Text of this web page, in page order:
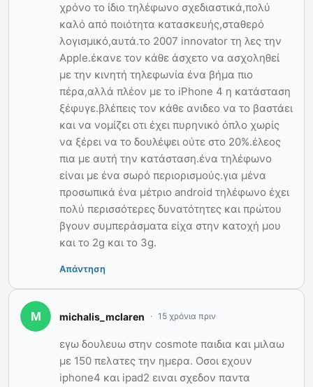
χρόνο το ίδιο τηλέφωνο σχεδιαστικά,πολύ
καλό από ποιότητα κατασκευής,σταθερό
λογισμικό,αυτά.το 2007 innovator τη λες την
Apple.έκανε τον κάθε άσχετο να ασχοληθεί
με την κινητή τηλεφωνία ένα βήμα πιο
πέρα,αλλά πλέον με το iPhone 4 η κατάσταση
ξέφυγε.βλέπεις τον κάθε ανιδεο να το βαστάει
και να νομίζει οτι έχει πυρηνικό όπλο χωρίς
να ξέρει να το δουλέψει ούτε στο 20%.έλεος
πια με αυτή την κατάσταση.ένα τηλέφωνο
είναι με ένα σωρό περιορισμούς.για μένα
προσωπικά ένα μέτριο android τηλέφωνο έχει
πολύ περισσότερες δυνατότητες και πρώτου
βγουν συμπεράσματα είχα στην κατοχή μου
και το 2g και το 3g.
Απάντηση
michalis_mclaren 15 χρόνια πριν
εγω δουλευω στην cosmote παιδια και μιλαω
με 150 πελατες την ημερα. Οσοι εχουν
iphone4 και ipad2 ειναι σχεδον παντα